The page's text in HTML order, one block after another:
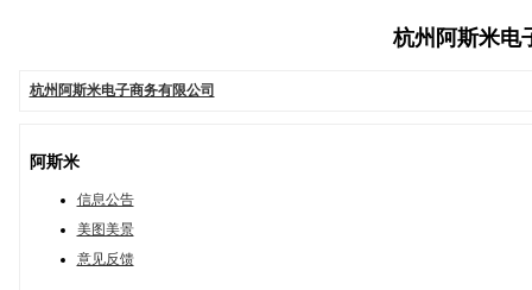
杭州阿斯米电
杭州阿斯米电子商务有限公司
阿斯米
信息公告
美图美景
意见反馈